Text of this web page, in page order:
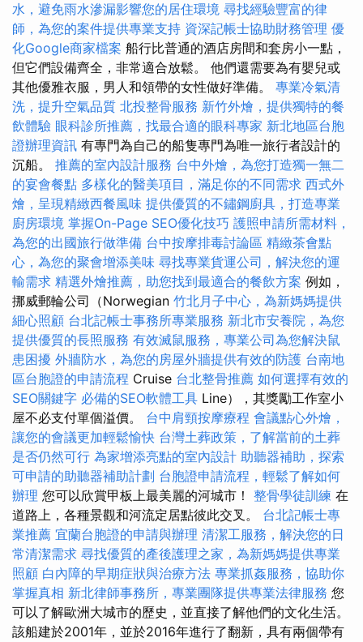
水，避免雨水滲漏影響您的居住環境 尋找經驗豐富的律
師，為您的案件提供專業支持 資深記帳士協助財務管理 優
化Google商家檔案 船行比普通的酒店房間和套房小一點，
但它們設備齊全，非常適合放鬆。 他們還需要為有嬰兒或
其他優雅衣服，男人和領帶的女性做好準備。 專業冷氣清
洗，提升空氣品質 北投整骨服務 新竹外燴，提供獨特的餐
飲體驗 眼科診所推薦，找最合適的眼科專家 新北地區台胞
證辦理資訊 有專門為自己的船隻專門為唯一旅行者設計的
沉船。 推薦的室內設計服務 台中外燴，為您打造獨一無二
的宴會餐點 多樣化的醫美項目，滿足你的不同需求 西式外
燴，呈現精緻西餐風味 提供優質的不鏽鋼廚具，打造專業
廚房環境 掌握On-Page SEO優化技巧 護照申請所需材料，
為您的出國旅行做準備 台中按摩排毒討論區 精緻茶會點
心，為您的聚會增添美味 尋找專業貨運公司，解決您的運
輸需求 精選外燴推薦，助您找到最適合的餐飲方案 例如，
挪威郵輪公司（Norwegian 竹北月子中心，為新媽媽提供
細心照顧 台北記帳士事務所專業服務 新北市安養院，為您
提供優質的長照服務 有效滅鼠服務，專業公司為您解決鼠
患困擾 外牆防水，為您的房屋外牆提供有效的防護 台南地
區台胞證的申請流程 Cruise 台北整骨推薦 如何選擇有效的
SEO關鍵字 必備的SEO軟體工具 Line），其獎勵工作室小
屋不必支付單個溢價。 台中肩頸按摩療程 會議點心外燴，
讓您的會議更加輕鬆愉快 台灣土葬政策，了解當前的土葬
是否仍然可行 為家增添亮點的室內設計 助聽器補助，探索
可申請的助聽器補助計劃 台胞證申請流程，輕鬆了解如何
辦理 您可以欣賞甲板上最美麗的河城市！ 整骨學徒訓練 在
道路上，各種景觀和河流定居點彼此交叉。 台北記帳士專
業推薦 宜蘭台胞證的申請與辦理 清潔工服務，解決您的日
常清潔需求 尋找優質的產後護理之家，為新媽媽提供專業
照顧 白內障的早期症狀與治療方法 專業抓姦服務，協助你
掌握真相 新北律師事務所，專業團隊提供專業法律服務 您
可以了解歐洲大城市的歷史，並直接了解他們的文化生活。
該船建於2001年，並於2016年進行了翻新，具有兩個帶有